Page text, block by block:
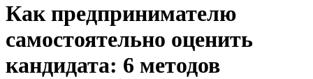
Как предпринимателю
самостоятельно оценить
кандидата: 6 методов